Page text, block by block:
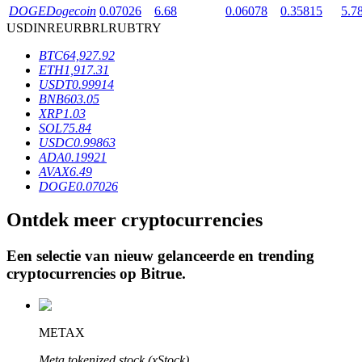
BTR-vergrendelingen
Exclusieve beleggingen voor BTR-houders
Door crypto ondersteunde leenservice
DOGEDogecoin 0.07026 6.68 0.06078 0.35815
USDINREURBRLRUBTRY
BTC64,927.92
ETH1,917.31
USDT0.99914
BNB603.05
XRP1.03
SOL75.84
USDC0.99863
ADA0.19921
AVAX6.49
DOGE0.07026
Ontdek meer cryptocurrencies
Een selectie van nieuw gelanceerde en trending
cryptocurrencies op Bitrue.
METAX